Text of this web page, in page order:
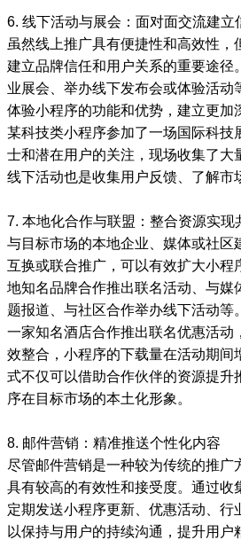
6. 线下活动与展会：面对面交流建立
虽然线上推广具有便捷性和高效性，
建立品牌信任和用户关系的重要途径
业展会、举办线下发布会或体验活动
体验小程序的功能和优势，建立更加
某科技类小程序参加了一场国际科技
士和潜在用户的关注，现场收集了大
线下活动也是收集用户反馈、了解市
7. 本地化合作与联盟：整合资源实现
与目标市场的本地企业、媒体或社区
互换或联合推广，可以有效扩大小程
地知名品牌合作推出联名活动、与媒
题报道、与社区合作举办线下活动等
一家知名酒店合作推出联名优惠活动
效整合，小程序的下载量在活动期间
式不仅可以借助合作伙伴的资源提升
序在目标市场的本土化形象。
8. 邮件营销：精准推送个性化内容
尽管邮件营销是一种较为传统的推广
具有较高的有效性和接受度。通过收
定期发送小程序更新、优惠活动、行
以保持与用户的持续沟通，提升用户